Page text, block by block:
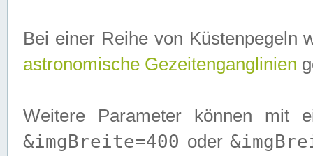
Bei einer Reihe von Küstenpegeln
astronomische Gezeitenganglinien
Weitere Parameter können mit
&imgBreite=400 oder